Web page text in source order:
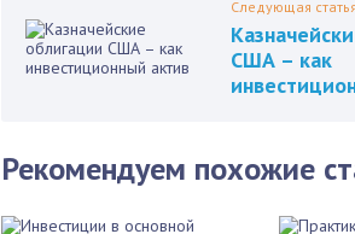
Следующая
США – как
Рекомендуем похожие